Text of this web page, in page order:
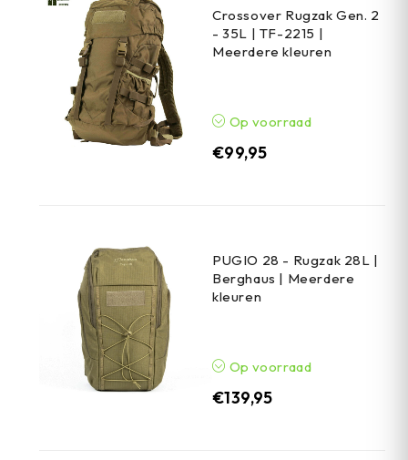
Crossover Rugzak Gen. 2
- 35L | TF-2215 |
Meerdere kleuren
Op voorraad
€99,95
PUGIO 28 - Rugzak 28L |
Berghaus | Meerdere
kleuren
Op voorraad
€139,95